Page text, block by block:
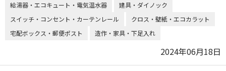
給湯器・エコキュート・電気温水器
建具・ダイノック
スイッチ・コンセント・カーテンレール
クロス・壁紙・エコカラット
宅配ボックス・郵便ポスト
造作・家具・下足入れ
2024年06月18日